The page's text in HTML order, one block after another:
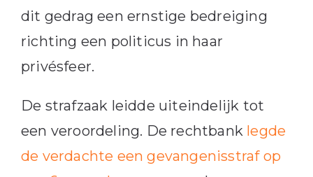
dit gedrag een ernstige bedreiging
richting een politicus in haar
privésfeer.
De strafzaak leidde uiteindelijk tot
een veroordeling. De rechtbank legde
de verdachte een gevangenisstraf op